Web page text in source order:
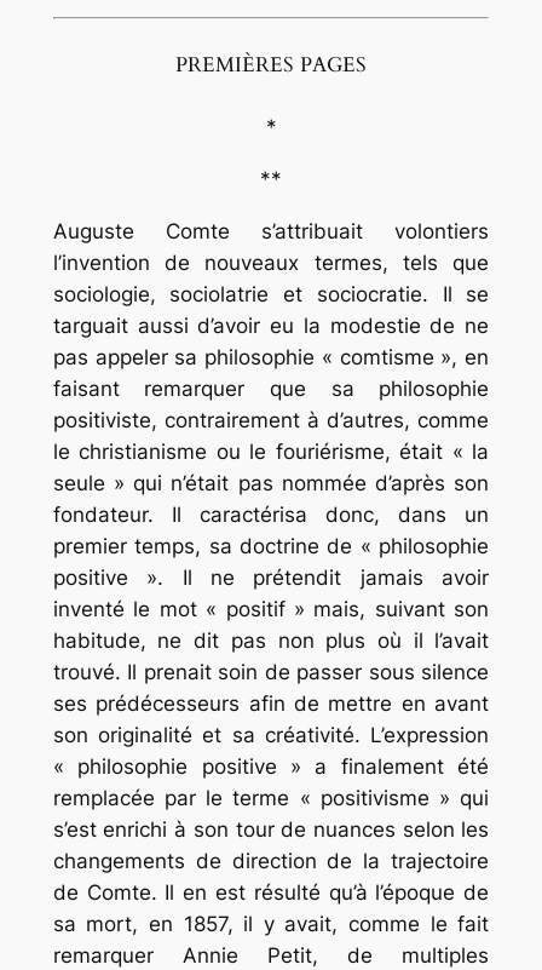
PREMIÈRES PAGES
*
**
Auguste Comte s’attribuait volontiers
l’invention de nouveaux termes, tels que
sociologie, sociolatrie et sociocratie. Il se
targuait aussi d’avoir eu la modestie de ne
pas appeler sa philosophie « comtisme », en
faisant remarquer que sa philosophie
positiviste, contrairement à d’autres, comme
le christianisme ou le fouriérisme, était « la
seule » qui n’était pas nommée d’après son
fondateur. Il caractérisa donc, dans un
premier temps, sa doctrine de « philosophie
positive ». Il ne prétendit jamais avoir
inventé le mot « positif » mais, suivant son
habitude, ne dit pas non plus où il l’avait
trouvé. Il prenait soin de passer sous silence
ses prédécesseurs afin de mettre en avant
son originalité et sa créativité. L’expression
« philosophie positive » a finalement été
remplacée par le terme « positivisme » qui
s’est enrichi à son tour de nuances selon les
changements de direction de la trajectoire
de Comte. Il en est résulté qu’à l’époque de
sa mort, en 1857, il y avait, comme le fait
remarquer Annie Petit, de multiples